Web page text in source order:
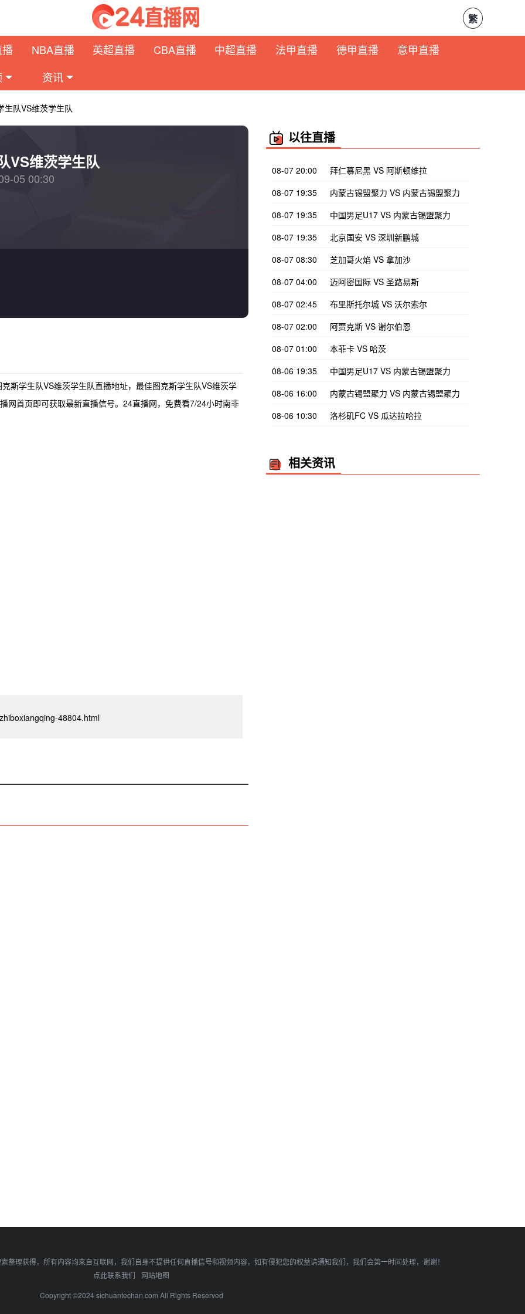
繁
NBA直播 英超直播 CBA直播 中超直播 法甲直播 德甲直播
意甲直播
资讯
生队VS维茨学生队
VS维茨学生队
05 00:30
克斯学生队VS维茨学生队直播地址，最佳图克斯学生队VS维茨学
网首页即可获取最新直播信号。24直播网，免费看7/24小时南非
48804.html
以往直播
08-07 20:00
拜仁慕尼黑 VS 阿斯顿维拉
08-07 19:35
内蒙古锡盟聚力 VS 内蒙古锡盟聚力
08-07 19:35
中国男足U17 VS 内蒙古锡盟聚力
08-07 19:35
北京国安 VS 深圳新鹏城
08-07 08:30
芝加哥火焰 VS 拿加沙
08-07 04:00
迈阿密国际 VS 圣路易斯
08-07 02:45
布里斯托尔城 VS 沃尔索尔
08-07 02:00
阿贾克斯 VS 谢尔伯恩
08-07 01:00
本菲卡 VS 哈茨
08-06 19:35
中国男足U17 VS 内蒙古锡盟聚力
08-06 16:00
内蒙古锡盟聚力 VS 内蒙古锡盟聚力
08-06 10:30
洛杉矶FC VS 瓜达拉哈拉
相关资讯
整理获得，所有内容均来自互联网，我们自身不提供任何直播信号和视频内容，如有侵犯您的权益请通知我们，我们会第一时间处理，谢谢！
点此联系我们
网站地图
Copyright ©2024 sichuantechan.com All Rights Reserved